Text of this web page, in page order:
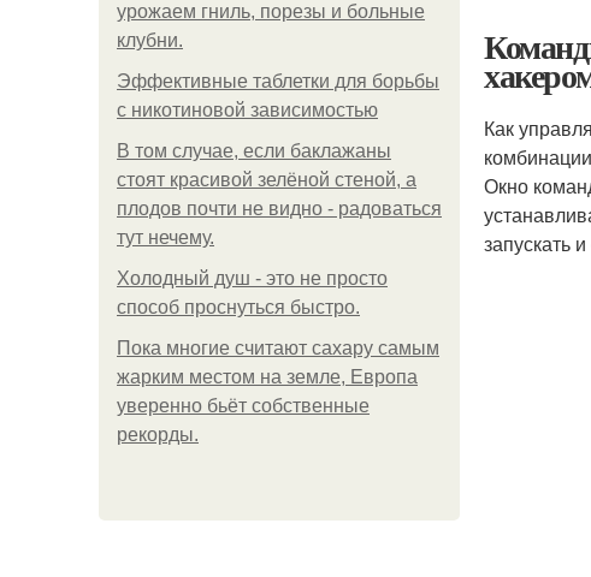
урожаем гниль, порезы и больные
клубни.
Эффективные таблетки для борьбы
с никотиновой зависимостью
В том случае, если баклажаны
стоят красивой зелёной стеной, а
плодов почти не видно - радоваться
тут нечему.
Холодный душ - это не просто
способ проснуться быстро.
Пока многие считают сахару самым
жарким местом на земле, Европа
уверенно бьёт собственные
рекорды.
Как
Окно
запускать